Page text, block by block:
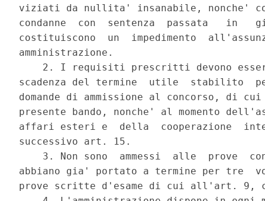
viziati da nullita' insanabile, nonche'
condanne  con  sentenza  passata   in
costituiscono  un  impedimento
amministrazione.
2. I requisiti prescritti devono
scadenza del termine  utile  stabilito
domande di ammissione al concorso, di
presente bando, nonche' al momento
affari esteri e  della  cooperazione
successivo art. 15.
3. Non sono  ammessi  alle  prove
abbiano gia' portato a termine per tre
prove scritte d'esame di cui all'art. 9,